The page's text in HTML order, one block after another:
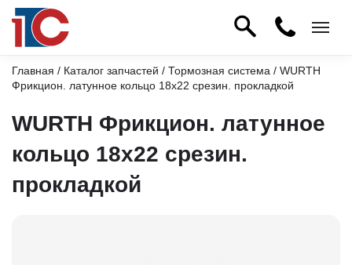
Главная / Каталог запчастей / Тормозная система / WURTH
Фрикцион. латунное кольцо 18х22 срезин. прокладкой
WURTH Фрикцион. латунное
кольцо 18х22 срезин.
прокладкой